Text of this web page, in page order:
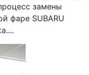
замены
фаре SUBARU